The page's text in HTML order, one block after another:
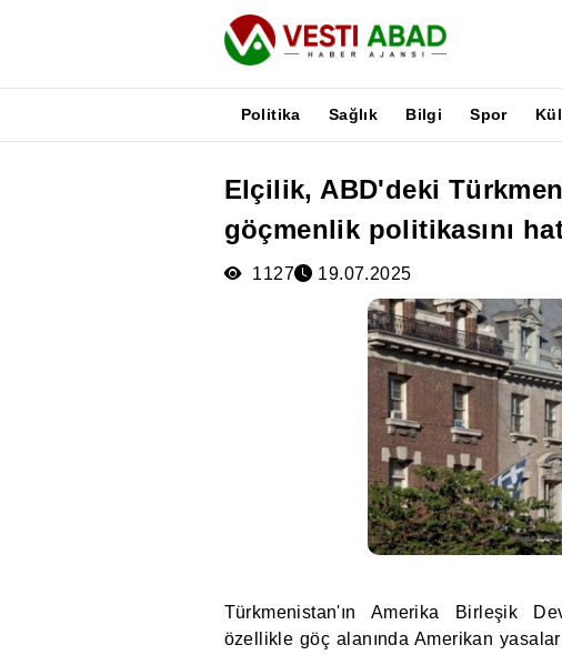
Politika Sağlık Bilgi Spor
Elçilik, ABD'deki
göçmenlik politikasını
1127 19.07.2025
Türkmenistan'ın Amerika Birleşik
özellikle göç alanında Amerikan